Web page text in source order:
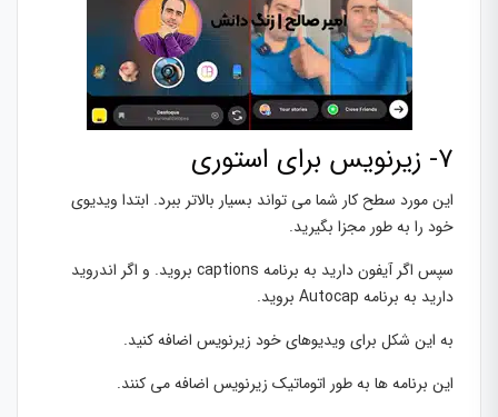
7- زیرنویس برای استوری
این مورد سطح کار شما می تواند بسیار بالاتر ببرد. ابتدا ویدیوی
خود را به طور مجزا بگیرید.
سپس اگر آیفون دارید به برنامه captions بروید. و اگر اندروید
دارید به برنامه Autocap بروید.
به این شکل برای ویدیوهای خود زیرنویس اضافه کنید.
این برنامه ها به طور اتوماتیک زیرنویس اضافه می کنند.